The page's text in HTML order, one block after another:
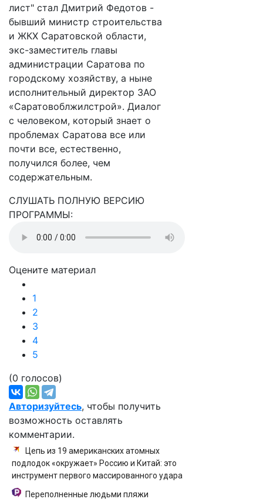
лист" стал Дмитрий Федотов -
бывший министр строительства
и ЖКХ Саратовской области,
экс-заместитель главы
администрации Саратова по
городскому хозяйству, а ныне
исполнительный директор ЗАО
«Саратовоблжилстрой». Диалог
с человеком, который знает о
проблемах Саратова все или
почти все, естественно,
получился более, чем
содержательным.
СЛУШАТЬ ПОЛНУЮ ВЕРСИЮ
ПРОГРАММЫ:
Оцените материал
1
2
3
4
5
(0 голосов)
Авторизуйтесь, чтобы получить
возможность оставлять
комментарии.
Цепь из 19 американских атомных
подлодок «окружает» Россию и Китай: это
инструмент первого массированного удара
Переполненные людьми пляжи